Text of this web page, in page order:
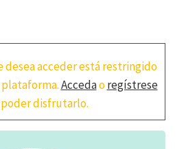
desea acceder está restringido
plataforma.Accedaoregístrese
poder disfrutarlo.